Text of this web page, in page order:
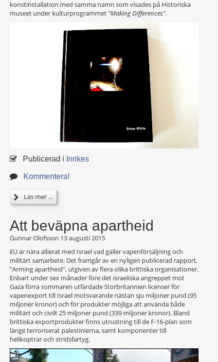
konstinstallation med samma namn som visades på Historiska
museet under kulturprogrammet "Making Differences".
Publicerad i Inrikes
Kommentera!
Läs mer ...
Att beväpna apartheid
Gunnar Olofsson 13 augusti 2015
EU är nära allierat med Israel vad gäller vapenförsäljning och
militärt samarbete. Det framgår av en nyligen publicerad rapport,
”Arming apartheid”, utgiven av flera olika brittiska organisationer.
Enbart under sex månader före det israeliska angreppet mot
Gaza förra sommaren utfärdade Storbritannien licenser för
vapenexport till Israel motsvarande nästan sju miljoner pund (95
miljoner kronor) och för produkter möjliga att använda både
militärt och civilt 25 miljoner pund (339 miljoner kronor). Bland
brittiska exportprodukter finns utrustning till de F-16-plan som
länge terroriserat palestinierna, samt komponenter till
helikoptrar och stridsfartyg.